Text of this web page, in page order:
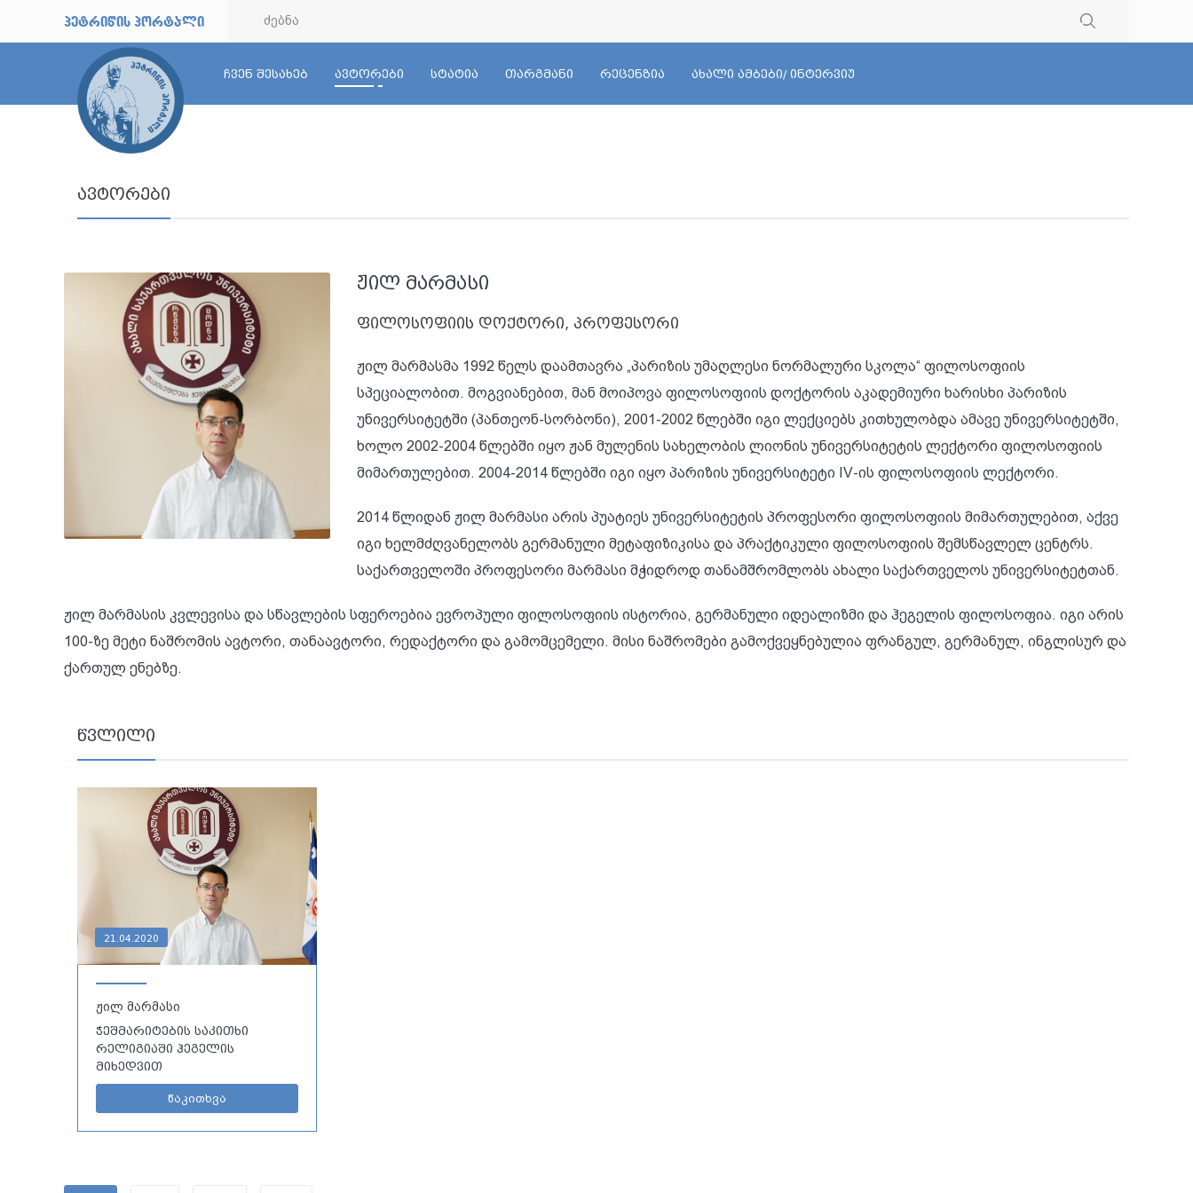
petriwis portali
ჩვენ შესახებ ავტორები სტატია თარგმანი რეცენზია ახალი ამბები/ ინტერვიუ
ავტორები
ჟილ მარმასი
ფილოსოფიის დოქტორი, პროფესორი
ჟილ მარმასმა 1992 წელს დაამთავრა „პარიზის უმაღლესი ნორმალური სკოლა“ ფილოსოფიის
სპეციალობით. მოგვიანებით, მან მოიპოვა ფილოსოფიის დოქტორის აკადემიური ხარისხი პარიზის
უნივერსიტეტში (პანთეონ-სორბონი), 2001-2002 წლებში იგი ლექციებს კითხულობდა ამავე უნივერსიტეტში,
ხოლო 2002-2004 წლებში იყო ჟან მულენის სახელობის ლიონის უნივერსიტეტის ლექტორი ფილოსოფიის
მიმართულებით. 2004-2014 წლებში იგი იყო პარიზის უნივერსიტეტი IV-ის ფილოსოფიის ლექტორი.
2014 წლიდან ჟილ მარმასი არის პუატიეს უნივერსიტეტის პროფესორი ფილოსოფიის მიმართულებით, აქვე
იგი ხელმძღვანელობს გერმანული მეტაფიზიკისა და პრაქტიკული ფილოსოფიის შემსწავლელ ცენტრს.
საქართველოში პროფესორი მარმასი მჭიდროდ თანამშრომლობს ახალი საქართველოს უნივერსიტეტთან.
ჟილ მარმასის კვლევისა და სწავლების სფეროებია ევროპული ფილოსოფიის ისტორია, გერმანული იდეალიზმი და ჰეგელის ფილოსოფია. იგი არის
100-ზე მეტი ნაშრომის ავტორი, თანაავტორი, რედაქტორი და გამომცემელი. მისი ნაშრომები გამოქვეყნებულია ფრანგულ, გერმანულ, ინგლისურ და
ქართულ ენებზე.
წვლილი
21.04.2020
ჟილ მარმასი
ჭეშმარიტების საკითხი
რელიგიაში ჰეგელის
მიხედვით
წაკითხვა